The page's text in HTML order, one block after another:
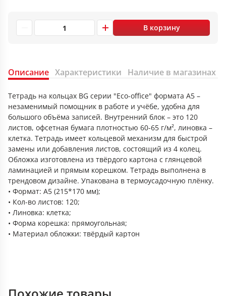
В корзину
Описание Характеристики Наличие в магазинах
Тетрадь на кольцах BG серии "Eco-office" формата А5 –
незаменимый помощник в работе и учёбе, удобна для
большого объёма записей. Внутренний блок – это 120
листов, офсетная бумага плотностью 60-65 г/м², линовка –
клетка. Тетрадь имеет кольцевой механизм для быстрой
замены или добавления листов, состоящий из 4 колец.
Обложка изготовлена из твёрдого картона с глянцевой
ламинацией и прямым корешком. Тетрадь выполнена в
трендовом дизайне. Упакована в термоусадочную плёнку.
• Формат: А5 (215*170 мм);
• Кол-во листов: 120;
• Линовка: клетка;
• Форма корешка: прямоугольная;
• Материал обложки: твёрдый картон